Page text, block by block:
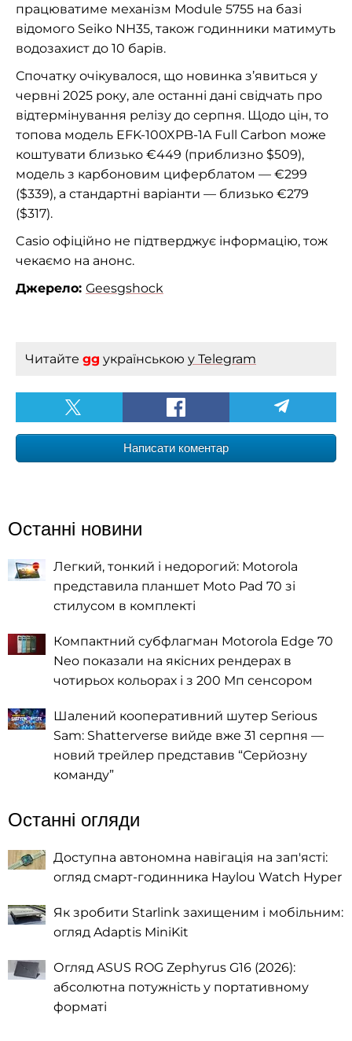
працюватиме механізм Module 5755 на базі
відомого Seiko NH35, також годинники матимуть
водозахист до 10 барів.
Спочатку очікувалося, що новинка з’явиться у
червні 2025 року, але останні дані свідчать про
відтермінування релізу до серпня. Щодо цін, то
топова модель EFK-100XPB-1A Full Carbon може
коштувати близько €449 (приблизно $509),
модель з карбоновим циферблатом — €299
($339), а стандартні варіанти — близько €279
($317).
Casio офіційно не підтверджує інформацію, тож
чекаємо на анонс.
Джерело: Geesgshock
Читайте gg українською у Telegram
Написати коментар
Останні новини
Легкий, тонкий і недорогий: Motorola
представила планшет Moto Pad 70 зі
стилусом в комплекті
Компактний субфлагман Motorola Edge 70
Neo показали на якісних рендерах в
чотирьох кольорах і з 200 Мп сенсором
Шалений кооперативний шутер Serious
Sam: Shatterverse вийде вже 31 серпня —
новий трейлер представив “Серйозну
команду”
Останні огляди
Доступна автономна навігація на зап'ясті:
огляд смарт-годинника Haylou Watch Hyper
Як зробити Starlink захищеним і мобільним:
огляд Adaptis MiniKit
Огляд ASUS ROG Zephyrus G16 (2026):
абсолютна потужність у портативному
форматі